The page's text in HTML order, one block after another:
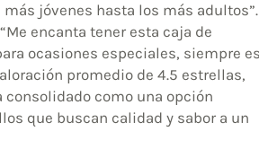
jóvenes hasta los más adultos”.
encanta tener esta caja de
ocasiones especiales, siempre
promedio de 4.5 estrellas,
consolidado como una opción
que buscan calidad y sabor a un